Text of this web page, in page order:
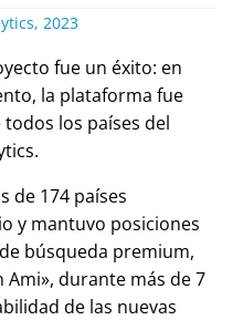
2023
fue un éxito: en
la plataforma fue
los países del
de 174 países
y mantuvo posiciones
búsqueda premium,
Ami , durante más de 7
de las nuevas